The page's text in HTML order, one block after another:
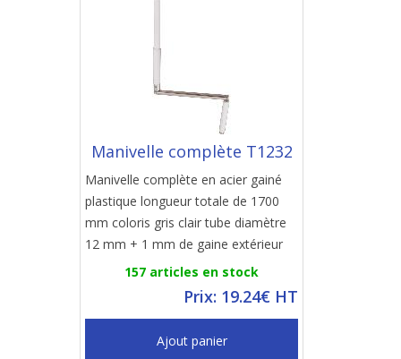
Manivelle complète T1232
Manivelle complète en acier gainé
plastique longueur totale de 1700
mm coloris gris clair tube diamètre
12 mm + 1 mm de gaine extérieur
157 articles en stock
Prix: 19.24€ HT
Ajout panier